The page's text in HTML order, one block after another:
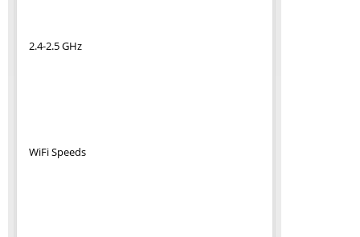
2.4-2.5 GHz
WiFi Speeds